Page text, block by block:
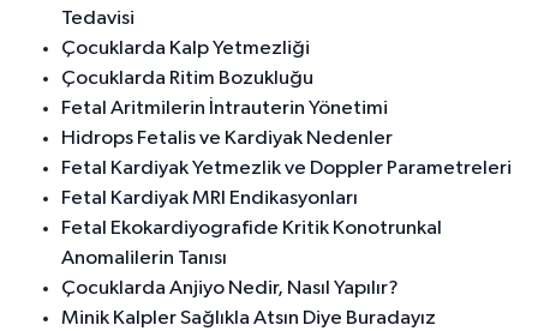
Tedavisi
Çocuklarda Kalp Yetmezliği
Çocuklarda Ritim Bozukluğu
Fetal Aritmilerin İntrauterin Yönetimi
Hidrops Fetalis ve Kardiyak Nedenler
Fetal Kardiyak Yetmezlik ve Doppler Parametreleri
Fetal Kardiyak MRI Endikasyonları
Fetal Ekokardiyografide Kritik Konotrunkal
Anomalilerin Tanısı
Çocuklarda Anjiyo Nedir, Nasıl Yapılır?
Minik Kalpler Sağlıkla Atsın Diye Buradayız